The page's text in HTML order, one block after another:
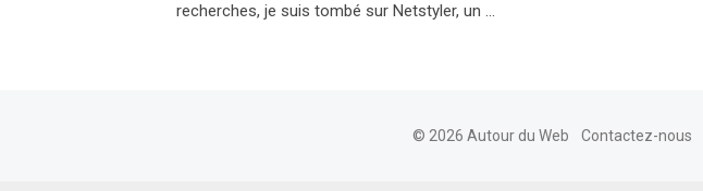
recherches, je suis tombé sur Netstyler, un …
© 2026 Autour du Web Contactez-nous